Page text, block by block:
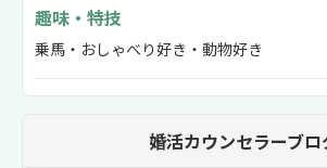
趣味・特技
乗馬・おしゃべり好き・動物好き
婚活カウンセラーブロ